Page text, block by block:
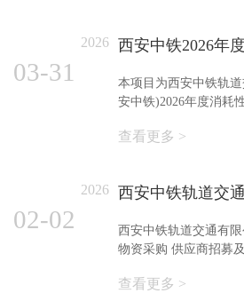
2026
03-31
本项目为西安中铁轨
安中铁)2026年度消耗
实，采购人为西安中铁
查看更多 >
2026
02-02
西安中铁轨道交通有
物资采购 供应商招募
查看更多 >